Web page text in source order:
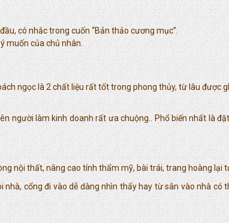
có nhắc trong cuốn “Bản thảo cương mục”.
muốn của chủ nhân.
ngọc là 2 chất liệu rất tốt trong phong thủy, từ lâu được
người làm kinh doanh rất ưa chuộng.. Phổ biến nhất là
nội thất, nâng cao tính thẩm mỹ, bài trái, trang hoàng lại
cổng đi vào dễ dàng nhìn thấy hay từ sân vào nhà có